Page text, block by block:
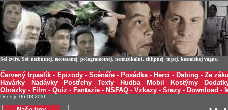
Seš zvíře. Seš nechutnej, neotesanej, pologramotnej, nemuzikální, chlípnej, tupej, kosmickej vágus.
Červený trpaslík - Epizody - Scénáře - Posádka- Herci - Dabing - Ze
Havárky - Nadávky - Postřehy - Texty - Hudba- Mobil - Kostýmy -
Obrázky - Film - Quiz - Fantazie - NSFAQ - Vzkazy - Srazy - Download -
Dnes je 06.08.2026